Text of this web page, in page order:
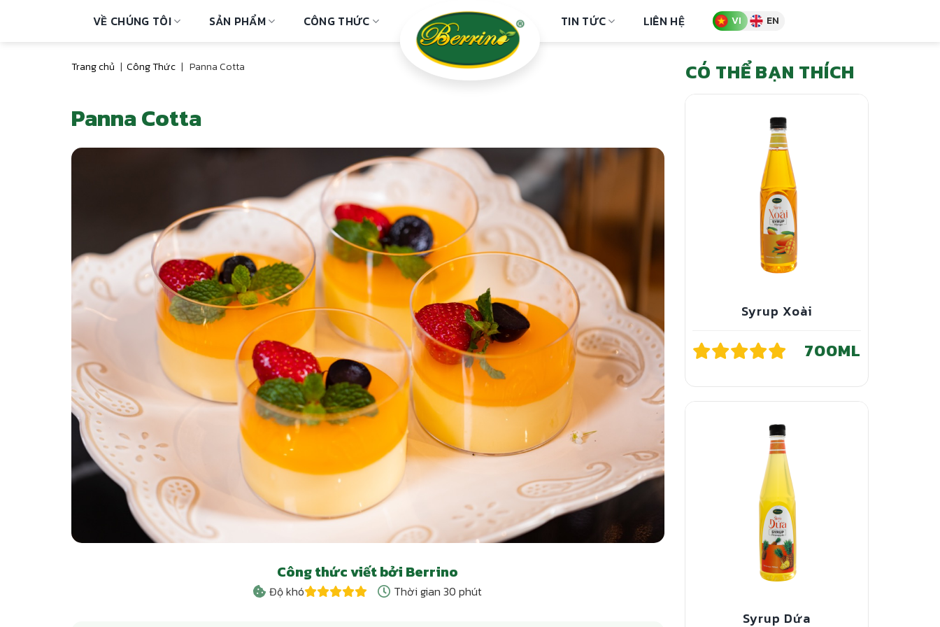
VỀ CHÚNG TÔI SẢN PHẨM CÔNG THỨC TIN TỨC LIÊN HỆ VI EN
Trang chủ | Công Thức | Panna Cotta
Panna Cotta
Công thức viết bởi Berrino
Độ khó Thời gian 30 phút
CÓ THỂ BẠN THÍCH
Syrup Xoài
700ML
Syrup Dứa